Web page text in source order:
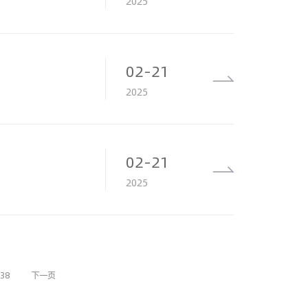
02-21
2025
02-21
2025
38 下一页